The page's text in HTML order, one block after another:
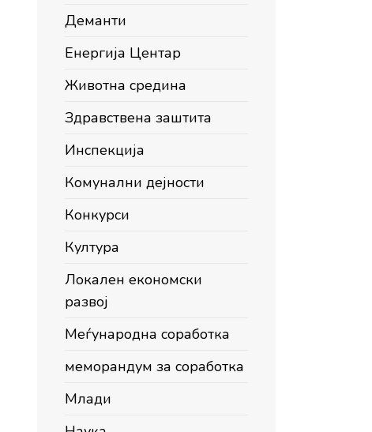
Деманти
Енергија Центар
Животна средина
Здравствена заштита
Инспекција
Комунални дејности
Конкурси
Култура
Локален економски
развој
Меѓународна соработка
меморандум за соработка
Млади